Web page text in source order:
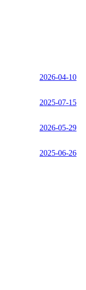
2026-04-10
2025-07-15
2026-05-29
2025-06-26